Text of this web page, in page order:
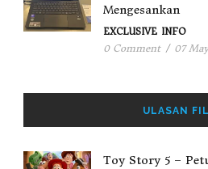
Mengesankan
EXCLUSIVE INFO
0 Comment / 07
ULASAN
Toy Story 5 –